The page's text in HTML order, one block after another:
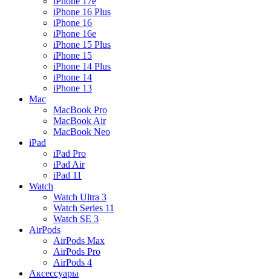
iPhone 16 Plus
iPhone 16
iPhone 16e
iPhone 15 Plus
iPhone 15
iPhone 14 Plus
iPhone 14
iPhone 13
Mac
MacBook Pro
MacBook Air
MacBook Neo
iPad
iPad Pro
iPad Air
iPad 11
Watch
Watch Ultra 3
Watch Series 11
Watch SE 3
AirPods
AirPods Max
AirPods Pro
AirPods 4
Аксессуары